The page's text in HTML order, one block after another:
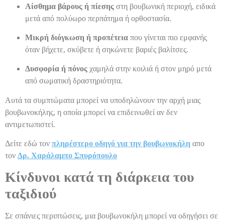
Αίσθημα βάρους ή πίεσης στη βουβωνική περιοχή, ειδικά
μετά από πολύωρο περπάτημα ή ορθοστασία.
Μικρή διόγκωση ή προπέτεια που γίνεται πιο εμφανής
όταν βήχετε, σκύβετε ή σηκώνετε βαριές βαλίτσες.
Δυσφορία ή πόνος χαμηλά στην κοιλιά ή στον μηρό μετά
από σωματική δραστηριότητα.
Αυτά τα συμπτώματα μπορεί να υποδηλώνουν την αρχή μιας
βουβωνοκήλης, η οποία μπορεί να επιδεινωθεί αν δεν
αντιμετωπιστεί.
Δείτε εδώ τον πληρέστερο οδηγό για την βουβωνοκήλη απο
τον Δρ. Χαράλαμπο Σπυρόπουλο
Κίνδυνοι κατά τη διάρκεια του
ταξιδιού
Σε σπάνιες περιπτώσεις, μια βουβωνοκήλη μπορεί να οδηγήσει σε